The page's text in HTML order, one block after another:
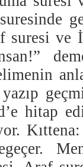
suresi ve
hitap
Kıttena: